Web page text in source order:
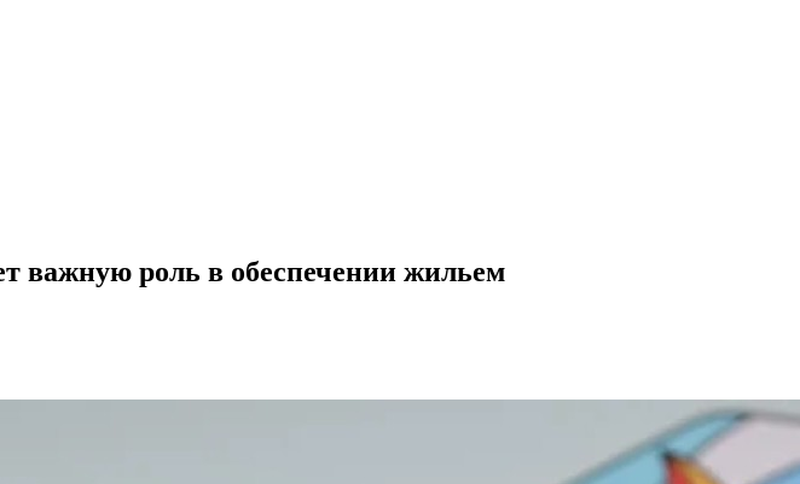
важную роль в обеспечении жильем